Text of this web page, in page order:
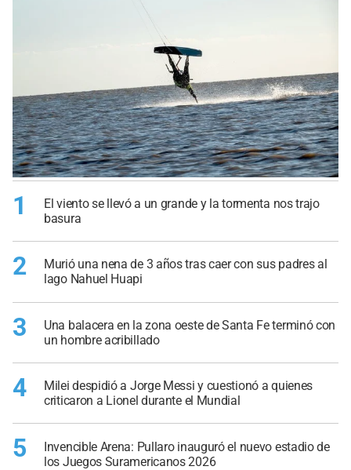
1
El viento se llevó a un grande y la tormenta nos trajo
basura
2
Murió una nena de 3 años tras caer con sus padres al
lago Nahuel Huapi
3
Una balacera en la zona oeste de Santa Fe terminó con
un hombre acribillado
4
Milei despidió a Jorge Messi y cuestionó a quienes
criticaron a Lionel durante el Mundial
5
Invencible Arena: Pullaro inauguró el nuevo estadio de
los Juegos Suramericanos 2026